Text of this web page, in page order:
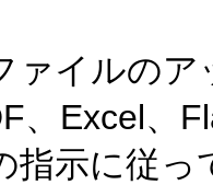
ァイルの
、Excel、
指示に従